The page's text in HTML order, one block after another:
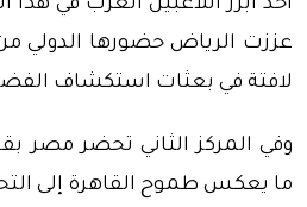
أحد أبرز اللاعبين العرب في هذا
عززت الرياض حضورها الدولي
لافتة في بعثات استكشاف
ما يعكس طموح القاهرة إلى